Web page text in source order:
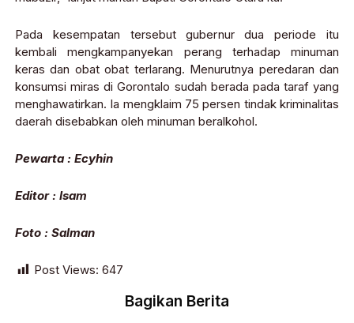
Pada kesempatan tersebut gubernur dua periode itu
kembali mengkampanyekan perang terhadap minuman
keras dan obat obat terlarang. Menurutnya peredaran dan
konsumsi miras di Gorontalo sudah berada pada taraf yang
menghawatirkan. Ia mengklaim 75 persen tindak kriminalitas
daerah disebabkan oleh minuman beralkohol.
Pewarta : Ecyhin
Editor : Isam
Foto : Salman
Post Views: 647
Bagikan Berita